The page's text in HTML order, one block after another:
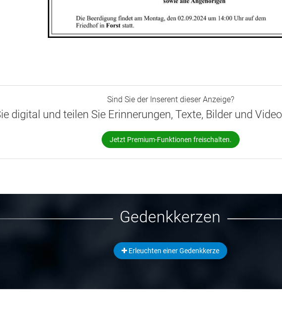
Sind Sie der Inserent dieser Anzeige?
digital und teilen Sie Erinnerungen, Texte, Bilder und
Jetzt Premium-Funktionen freischalten.
Gedenkkerzen
Erleuchten einer Gedenkkerze